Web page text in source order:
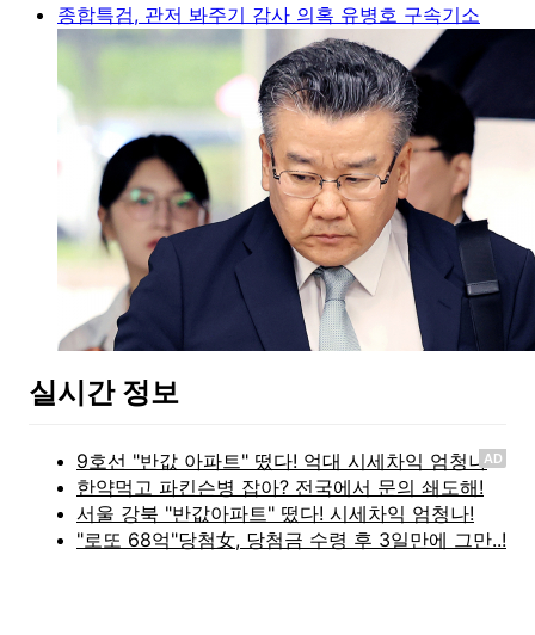
종합특검, 관저 봐주기 감사 의혹 유병호 구속기소
실시간 정보
AD